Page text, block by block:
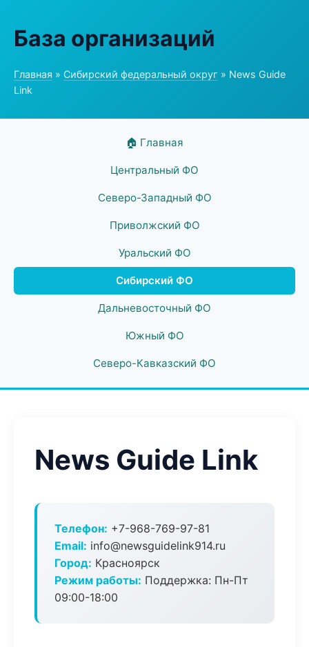
База организаций
Главная » Сибирский федеральный округ » News Guide
Link
🏠 Главная
Центральный ФО
Северо-Западный ФО
Приволжский ФО
Уральский ФО
Сибирский ФО
Дальневосточный ФО
Южный ФО
Северо-Кавказский ФО
News Guide Link
Телефон: +7-968-769-97-81
Email: info@newsguidelink914.ru
Город: Красноярск
Режим работы: Поддержка: Пн-Пт
09:00-18:00